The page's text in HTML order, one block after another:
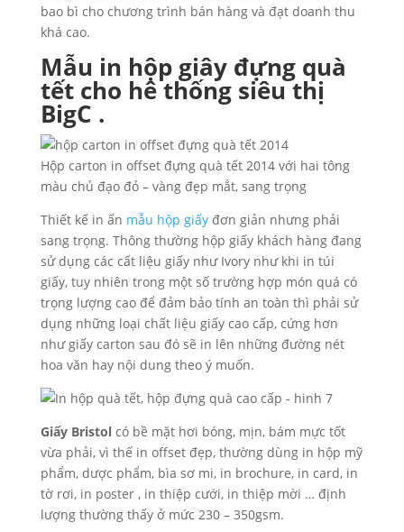
bao bì cho chương trình bán hàng và đạt doanh thu
khá cao.
Mẫu in hộp giây đựng quà
tết cho hê thống siêu thị
BigC .
Hộp carton in offset đựng quà tết 2014 với hai tông
màu chủ đạo đỏ – vàng đẹp mắt, sang trọng
Thiết kế in ấn mẫu hộp giấyđơn giản nhưng phải
sang trọng. Thông thường hộp giấy khách hàng đang
sử dụng các cất liệu giấy như Ivory như khi in túi
giấy, tuy nhiên trong một số trường hợp món quá có
trọng lượng cao để đảm bảo tính an toàn thì phải sử
dụng những loại chất liệu giấy cao cấp, cứng hơn
như giấy carton sau đó sẽ in lên những đường nét
hoa văn hay nội dung theo ý muốn.
Giấy Bristol có bề mặt hơi bóng, mịn, bám mực tốt
vừa phải, vì thế in offset đẹp, thường dùng in hộp mỹ
phẩm, dược phẩm, bìa sơ mi, in brochure, in card, in
tờ rơi, in poster , in thiệp cưới, in thiệp mời … định
lượng thường thấy ở mức 230 – 350gsm.